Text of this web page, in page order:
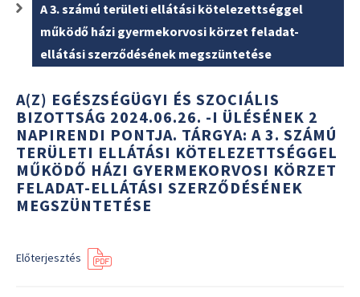
A 3. számú területi ellátási kötelezettséggel
működő házi gyermekorvosi körzet feladat-
ellátási szerződésének megszüntetése
A(Z) EGÉSZSÉGÜGYI ÉS SZOCIÁLIS
BIZOTTSÁG 2024.06.26. -I ÜLÉSÉNEK 2
NAPIRENDI PONTJA. TÁRGYA: A 3. SZÁMÚ
TERÜLETI ELLÁTÁSI KÖTELEZETTSÉGGEL
MŰKÖDŐ HÁZI GYERMEKORVOSI KÖRZET
FELADAT-ELLÁTÁSI SZERZŐDÉSÉNEK
MEGSZÜNTETÉSE
Előterjesztés